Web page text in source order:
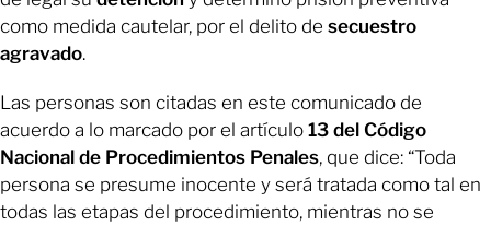
como medida cautelar, por el delito de secuestro
agravado.
Las personas son citadas en este comunicado de
acuerdo a lo marcado por el artículo 13 del Código
Nacional de Procedimientos Penales, que dice: “Toda
persona se presume inocente y será tratada como tal en
todas las etapas del procedimiento, mientras no se